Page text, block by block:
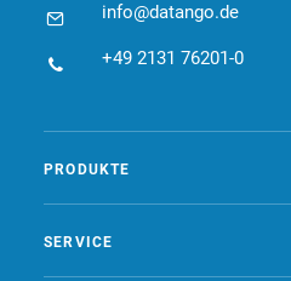
info@datango.de
+49 2131 76201-0
PRODUKTE
SERVICE